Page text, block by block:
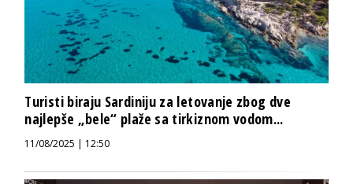
Turisti biraju Sardiniju za letovanje zbog dve
najlepše „bele“ plaže sa tirkiznom vodom...
11/08/2025 | 12:50